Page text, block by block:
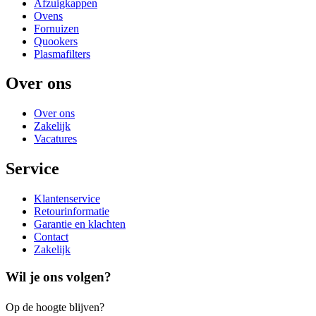
Afzuigkappen
Ovens
Fornuizen
Quookers
Plasmafilters
Over ons
Over ons
Zakelijk
Vacatures
Service
Klantenservice
Retourinformatie
Garantie en klachten
Contact
Zakelijk
Wil je ons volgen?
Op de hoogte blijven?